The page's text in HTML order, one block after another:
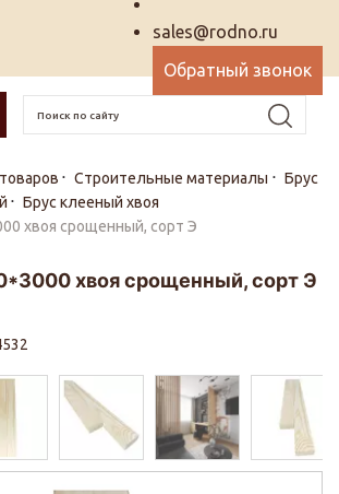
sales@rodno.ru
Обратный звонок
Строительные материалы
Брус
Брус клееный хвоя
хвоя срощенный, сорт Э
хвоя срощенный, сорт Э